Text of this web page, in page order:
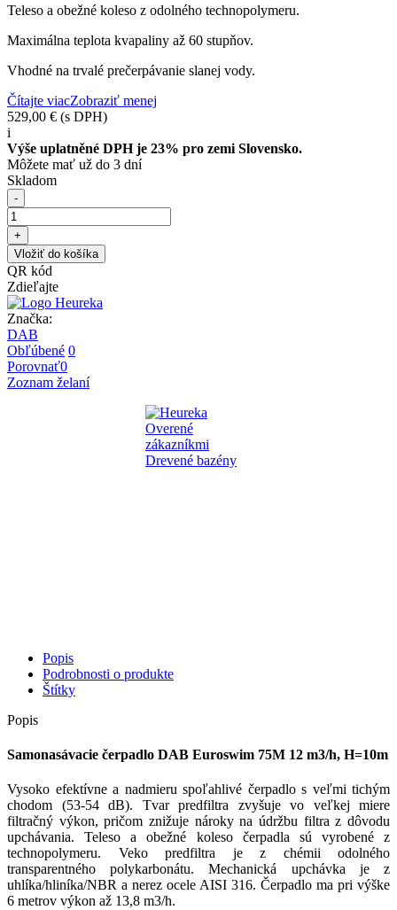
Teleso a obežné koleso z odolného technopolymeru.
Maximálna teplota kvapaliny až 60 stupňov.
Vhodné na trvalé prečerpávanie slanej vody.
Čítajte viacZobraziť menej
529,00 € (s DPH)
i
Výše uplatněné DPH je 23% pro zemi Slovensko.
Môžete mať už do 3 dní
Skladom
-
+
Vložiť do košíka
QR kód
Zdieľajte
Značka:
DAB
Obľúbené 0
Porovnať0
Zoznam želaní
Popis
Podrobnosti o produkte
Štítky
Popis
Samonasávacie čerpadlo DAB Euroswim 75M 12 m3/h, H=10m
Vysoko efektívne a nadmieru spoľahlivé čerpadlo s veľmi tichým
chodom (53-54 dB). Tvar predfiltra zvyšuje vo veľkej miere
filtračný výkon, pričom znižuje nároky na údržbu filtra z dôvodu
upchávania. Teleso a obežné koleso čerpadla sú vyrobené z
technopolymeru. Veko predfiltra je z chémii odolného
transparentného polykarbonátu. Mechanická upchávka je z
uhlíka/hliníka/NBR a nerez ocele AISI 316. Čerpadlo ma pri výške
6 metrov výkon až 13,8 m3/h.